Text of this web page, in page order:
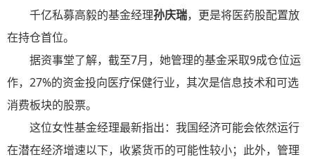
千亿私募高毅的基金经理孙庆瑞，更是将医药股配置放
在持仓首位。
据资事堂了解，截至7月，她管理的基金采取9成仓位运
作，27%的资金投向医疗保健行业，其次是信息技术和可选
消费板块的股票。
这位女性基金经理最新指出：我国经济可能会依然运行
在潜在经济增速以下，收紧货币的可能性较小；此外，管理